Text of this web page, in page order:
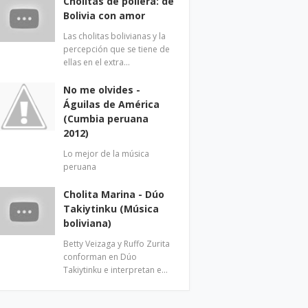
Bolivia con amor
Las cholitas bolivianas y la
percepción que se tiene de
ellas en el extra…
No me olvides -
Águilas de América
(Cumbia peruana
2012)
Lo mejor de la música
peruana
Cholita Marina - Dúo
Takiytinku (Música
boliviana)
Betty Veizaga y Ruffo Zurita
conforman en Dúo
Takiytinku e interpretan e…